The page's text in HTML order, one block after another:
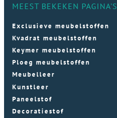
MEEST BEKEKEN PAGINA'S
Exclusieve meubelstoffen
Kvadrat meubelstoffen
Keymer meubelstoffen
Ploeg meubelstoffen
Meubelleer
Kunstleer
Paneelstof
Decoratiestof